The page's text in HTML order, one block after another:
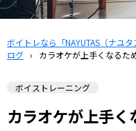
ボイトレなら「NAYUTAS（ナユタ
ログ › カラオケが上手くなるた
ボイストレーニング
カラオケが上手